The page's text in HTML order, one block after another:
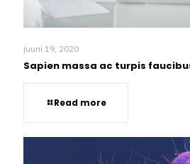
juuni 19, 2020
Sapien massa ac turpis
Read more